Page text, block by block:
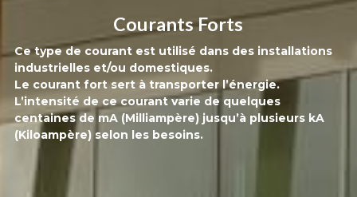
Courants Forts
Ce type de courant est utilisé dans des installations
industrielles et/ou domestiques.
Le courant fort sert à transporter l’énergie.
L’intensité de ce courant varie de quelques
centaines de mA (Milliampère) jusqu’à plusieurs kA
(Kiloampère) selon les besoins.